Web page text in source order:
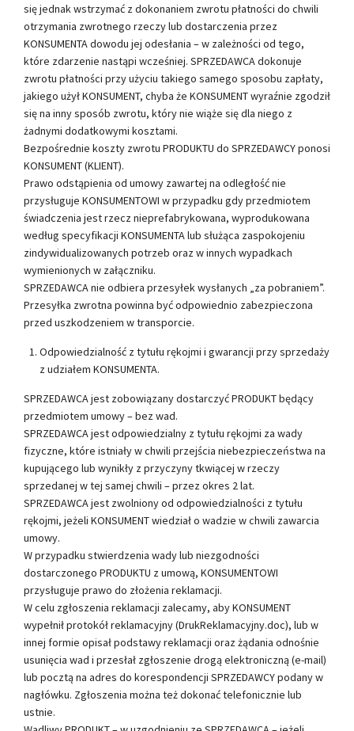
się jednak wstrzymać z dokonaniem zwrotu płatności do chwili
otrzymania zwrotnego rzeczy lub dostarczenia przez
KONSUMENTA dowodu jej odesłania – w zależności od tego,
które zdarzenie nastąpi wcześniej. SPRZEDAWCA dokonuje
zwrotu płatności przy użyciu takiego samego sposobu zapłaty,
jakiego użył KONSUMENT, chyba że KONSUMENT wyraźnie zgodził
się na inny sposób zwrotu, który nie wiąże się dla niego z
żadnymi dodatkowymi kosztami.
Bezpośrednie koszty zwrotu PRODUKTU do SPRZEDAWCY ponosi
KONSUMENT (KLIENT).
Prawo odstąpienia od umowy zawartej na odległość nie
przysługuje KONSUMENTOWI w przypadku gdy przedmiotem
świadczenia jest rzecz nieprefabrykowana, wyprodukowana
według specyfikacji KONSUMENTA lub służąca zaspokojeniu
zindywidualizowanych potrzeb oraz w innych wypadkach
wymienionych w załączniku.
SPRZEDAWCA nie odbiera przesyłek wysłanych „za pobraniem”.
Przesyłka zwrotna powinna być odpowiednio zabezpieczona
przed uszkodzeniem w transporcie.
Odpowiedzialność z tytułu rękojmi i gwarancji przy sprzedaży
z udziałem KONSUMENTA.
SPRZEDAWCA jest zobowiązany dostarczyć PRODUKT będący
przedmiotem umowy – bez wad.
SPRZEDAWCA jest odpowiedzialny z tytułu rękojmi za wady
fizyczne, które istniały w chwili przejścia niebezpieczeństwa na
kupującego lub wynikły z przyczyny tkwiącej w rzeczy
sprzedanej w tej samej chwili – przez okres 2 lat.
SPRZEDAWCA jest zwolniony od odpowiedzialności z tytułu
rękojmi, jeżeli KONSUMENT wiedział o wadzie w chwili zawarcia
umowy.
W przypadku stwierdzenia wady lub niezgodności
dostarczonego PRODUKTU z umową, KONSUMENTOWI
przysługuje prawo do złożenia reklamacji.
W celu zgłoszenia reklamacji zalecamy, aby KONSUMENT
wypełnił protokół reklamacyjny (DrukReklamacyjny.doc), lub w
innej formie opisał podstawy reklamacji oraz żądania odnośnie
usunięcia wad i przesłał zgłoszenie drogą elektroniczną (e-mail)
lub pocztą na adres do korespondencji SPRZEDAWCY podany w
nagłówku. Zgłoszenia można też dokonać telefonicznie lub
ustnie.